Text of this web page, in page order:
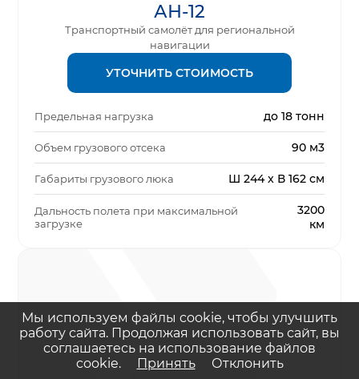
АН-12
Транспортный самолёт для региональной
навигации
УТОЧНИТЬ СТОИМОСТЬ
Предельная нагрузка до 18 тонн
Объем грузового отсека 90 м3
Габариты грузового люка Ш 244 x В 162 см
Дальность полета при максимальной
загрузке
3200
км
Мы используем файлы cookie, чтобы улучшить
работу сайта. Продолжая использовать сайт, вы
соглашаетесь на использование файлов
cookie.
Принять Отклонить